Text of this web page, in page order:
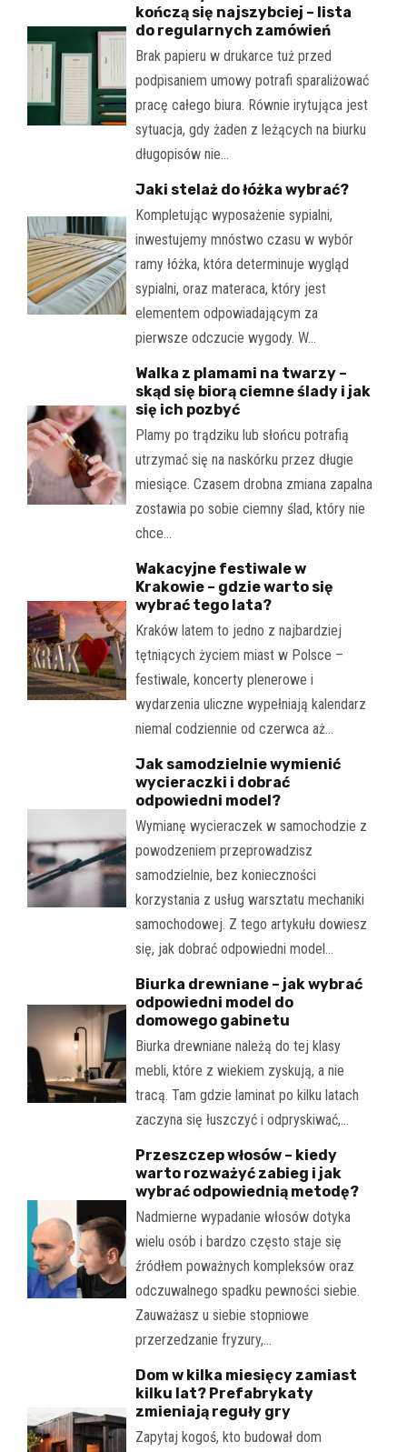
kończą się najszybciej – lista
do regularnych zamówień
Brak papieru w drukarce tuż przed
podpisaniem umowy potrafi sparaliżować
pracę całego biura. Równie irytująca jest
sytuacja, gdy żaden z leżących na biurku
długopisów nie…
Jaki stelaż do łóżka wybrać?
Kompletując wyposażenie sypialni,
inwestujemy mnóstwo czasu w wybór
ramy łóżka, która determinuje wygląd
sypialni, oraz materaca, który jest
elementem odpowiadającym za
pierwsze odczucie wygody. W…
Walka z plamami na twarzy –
skąd się biorą ciemne ślady i jak
się ich pozbyć
Plamy po trądziku lub słońcu potrafią
utrzymać się na naskórku przez długie
miesiące. Czasem drobna zmiana zapalna
zostawia po sobie ciemny ślad, który nie
chce…
Wakacyjne festiwale w
Krakowie – gdzie warto się
wybrać tego lata?
Kraków latem to jedno z najbardziej
tętniących życiem miast w Polsce –
festiwale, koncerty plenerowe i
wydarzenia uliczne wypełniają kalendarz
niemal codziennie od czerwca aż…
Jak samodzielnie wymienić
wycieraczki i dobrać
odpowiedni model?
Wymianę wycieraczek w samochodzie z
powodzeniem przeprowadzisz
samodzielnie, bez konieczności
korzystania z usług warsztatu mechaniki
samochodowej. Z tego artykułu dowiesz
się, jak dobrać odpowiedni model…
Biurka drewniane – jak wybrać
odpowiedni model do
domowego gabinetu
Biurka drewniane należą do tej klasy
mebli, które z wiekiem zyskują, a nie
tracą. Tam gdzie laminat po kilku latach
zaczyna się łuszczyć i odpryskiwać,…
Przeszczep włosów – kiedy
warto rozważyć zabieg i jak
wybrać odpowiednią metodę?
Nadmierne wypadanie włosów dotyka
wielu osób i bardzo często staje się
źródłem poważnych kompleksów oraz
odczuwalnego spadku pewności siebie.
Zauważasz u siebie stopniowe
przerzedzanie fryzury,…
Dom w kilka miesięcy zamiast
kilku lat? Prefabrykaty
zmieniają reguły gry
Zapytaj kogoś, kto budował dom